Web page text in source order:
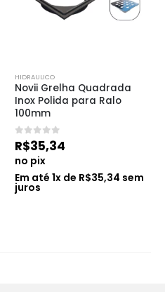
HIDRAULICO
Novii Grelha Quadrada
Inox Polida para Ralo
100mm
0de 5
R$35,34
no pix
Em até 1x de R$35,34 sem
juros